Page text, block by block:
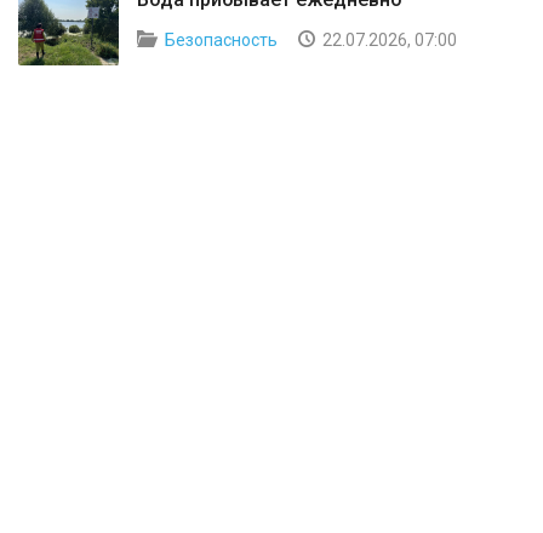
Безопасность 22.07.2026, 07:00